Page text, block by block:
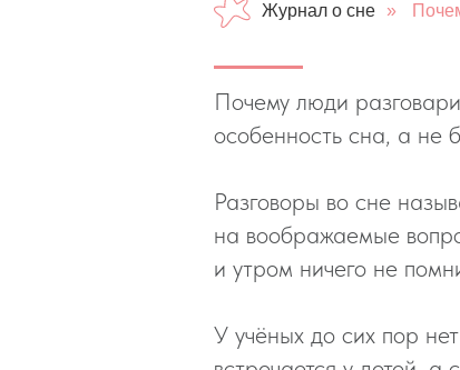
Журнал о сне »
Почему люди
особенность сна, а не
Разговоры во сне
на воображаемые
и утром ничего не
У учёных до сих пор